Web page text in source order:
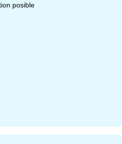
posible